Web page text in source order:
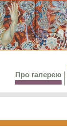
Про галерею